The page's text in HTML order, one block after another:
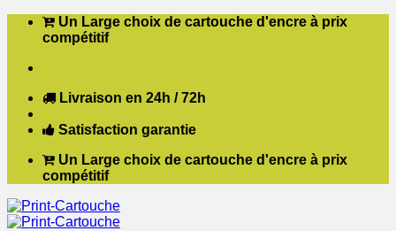
Passer Un Large choix de cartouche d'encre à prix
compétitif
Livraison en 24h / 72h
Satisfaction garantie
Un Large choix de cartouche d'encre à prix
compétitif